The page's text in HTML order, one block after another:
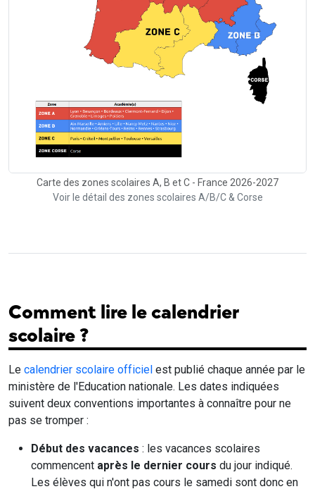
Carte des zones scolaires A, B et C - France 2026-2027
Voir le détail des zones scolaires A/B/C & Corse
Comment lire le calendrier
scolaire ?
Le calendrier scolaire officiel est publié chaque année par le
ministère de l'Education nationale. Les dates indiquées
suivent deux conventions importantes à connaître pour ne
pas se tromper :
Début des vacances : les vacances scolaires
commencent après le dernier cours du jour indiqué.
Les élèves qui n'ont pas cours le samedi sont donc en